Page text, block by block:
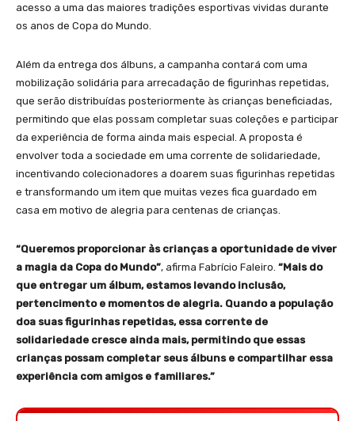
acesso a uma das maiores tradições esportivas vividas durante
os anos de Copa do Mundo.
Além da entrega dos álbuns, a campanha contará com uma
mobilização solidária para arrecadação de figurinhas repetidas,
que serão distribuídas posteriormente às crianças beneficiadas,
permitindo que elas possam completar suas coleções e participar
da experiência de forma ainda mais especial. A proposta é
envolver toda a sociedade em uma corrente de solidariedade,
incentivando colecionadores a doarem suas figurinhas repetidas
e transformando um item que muitas vezes fica guardado em
casa em motivo de alegria para centenas de crianças.
“Queremos proporcionar às crianças a oportunidade de viver
a magia da Copa do Mundo”, afirma Fabrício Faleiro. “Mais do
que entregar um álbum, estamos levando inclusão,
pertencimento e momentos de alegria. Quando a população
doa suas figurinhas repetidas, essa corrente de
solidariedade cresce ainda mais, permitindo que essas
crianças possam completar seus álbuns e compartilhar essa
experiência com amigos e familiares.”